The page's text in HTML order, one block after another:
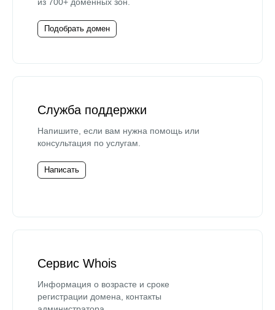
Подобрать домен
Служба поддержки
Напишите, если вам нужна помощь или
консультация по услугам.
Написать
Сервис Whois
Информация о возрасте и сроке
регистрации домена, контакты